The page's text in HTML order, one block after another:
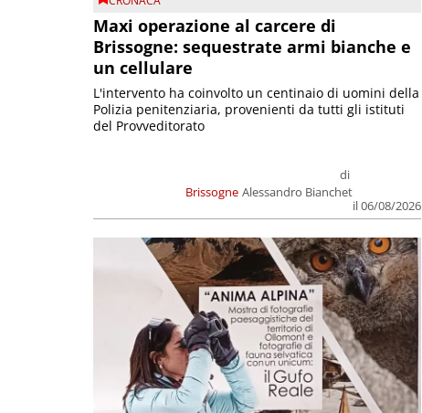
Maxi operazione al carcere di
Brissogne: sequestrate armi bianche e
un cellulare
Brissogne
di
Alessandro Bianchet
il 06/08/2026
L'intervento ha coinvolto un centinaio di uomini della
Polizia penitenziaria, provenienti da tutti gli istituti
del Provveditorato